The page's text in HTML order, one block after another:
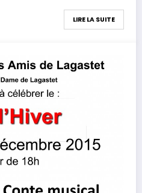
LIRE LA SUITE